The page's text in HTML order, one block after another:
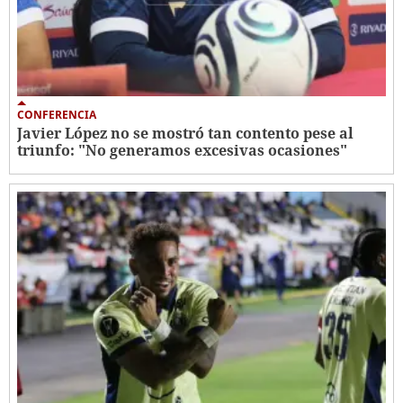
CONFERENCIA
Javier López no se mostró tan contento pese al
triunfo: "No generamos excesivas ocasiones"